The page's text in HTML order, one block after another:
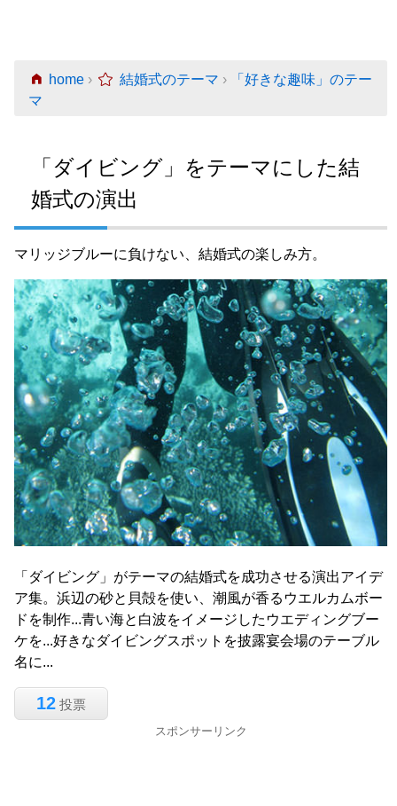
home › 結婚式のテーマ ›
「好きな趣味」のテー
マ
「ダイビング」をテーマにした結
婚式の演出
マリッジブルーに負けない、結婚式の楽しみ方。
「ダイビング」がテーマの結婚式を成功させる演出アイデ
ア集。浜辺の砂と貝殻を使い、潮風が香るウエルカムボー
ドを制作...青い海と白波をイメージしたウエディングブー
ケを...好きなダイビングスポットを披露宴会場のテーブル
名に...
12 投票
スポンサーリンク